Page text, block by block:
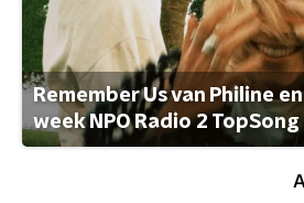
Remember Us van Philine
week NPO Radio 2 TopSong